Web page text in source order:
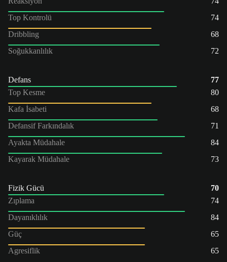
Top Kontrolü
74
Dribbling
68
Soğukkanlılık
72
Defans
77
Top Kesme
80
Kafa İsabeti
68
Defansif Farkındalık
71
Ayakta Müdahale
84
Kayarak Müdahale
73
Fizik Gücü
70
Zıplama
74
Dayanıklılık
84
Güç
65
Agresiflik
65